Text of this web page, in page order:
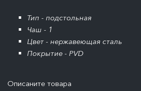
Тип - подстольная
Чаш - 1
Цвет - нержавеющая сталь
Покрытие - PVD
Описаните товара